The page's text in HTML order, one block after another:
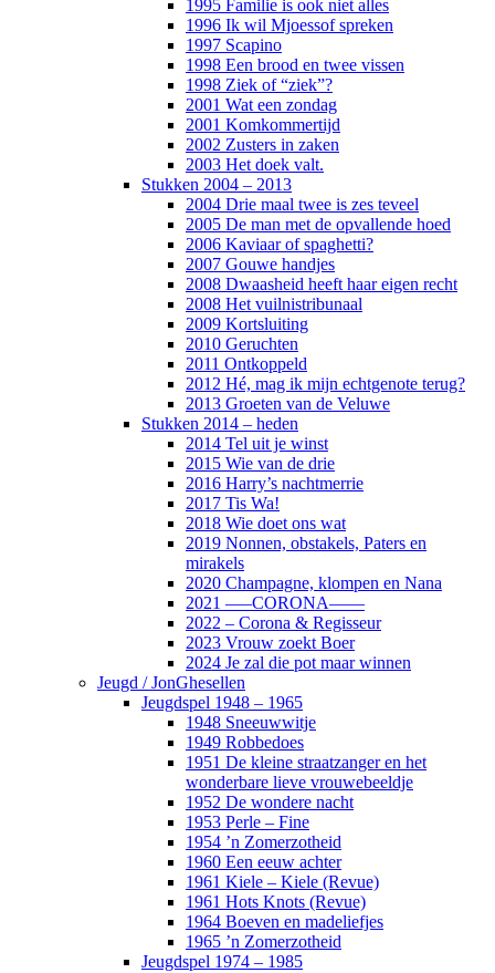
1995 Familie is ook niet alles
1996 Ik wil Mjoessof spreken
1997 Scapino
1998 Een brood en twee vissen
1998 Ziek of “ziek”?
2001 Wat een zondag
2001 Komkommertijd
2002 Zusters in zaken
2003 Het doek valt.
Stukken 2004 – 2013
2004 Drie maal twee is zes teveel
2005 De man met de opvallende hoed
2006 Kaviaar of spaghetti?
2007 Gouwe handjes
2008 Dwaasheid heeft haar eigen recht
2008 Het vuilnistribunaal
2009 Kortsluiting
2010 Geruchten
2011 Ontkoppeld
2012 Hé, mag ik mijn echtgenote terug?
2013 Groeten van de Veluwe
Stukken 2014 – heden
2014 Tel uit je winst
2015 Wie van de drie
2016 Harry’s nachtmerrie
2017 Tis Wa!
2018 Wie doet ons wat
2019 Nonnen, obstakels, Paters en
mirakels
2020 Champagne, klompen en Nana
2021 —–CORONA——
2022 – Corona & Regisseur
2023 Vrouw zoekt Boer
2024 Je zal die pot maar winnen
Jeugd / JonGhesellen
Jeugdspel 1948 – 1965
1948 Sneeuwwitje
1949 Robbedoes
1951 De kleine straatzanger en het
wonderbare lieve vrouwebeeldje
1952 De wondere nacht
1953 Perle – Fine
1954 ’n Zomerzotheid
1960 Een eeuw achter
1961 Kiele – Kiele (Revue)
1961 Hots Knots (Revue)
1964 Boeven en madeliefjes
1965 ’n Zomerzotheid
Jeugdspel 1974 – 1985